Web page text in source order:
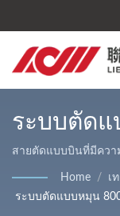
ระบบตัด
ผลิตแผ่น
LIENCHY
สายตัดแบบบินที่มีควา
ระดับและการตัดล่า
เหล็กเคลือบ PVC/ เ
บริการตัดเลเซอร์ ซึ่
Home / เ
ระบบตัดแบบหมุน